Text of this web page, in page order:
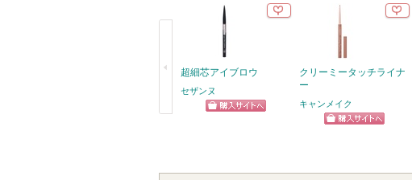
て
超細芯アイブロウ
セザンヌ
クリーミータッチライナ
ー
キャンメイク